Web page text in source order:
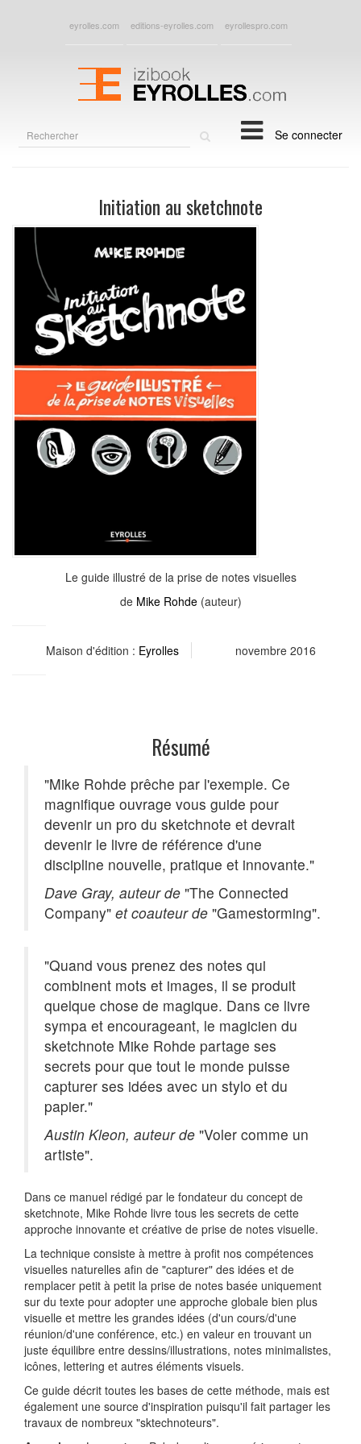
eyrolles.com editions-eyrolles.com eyrollespro.com
Se connecter
Initiation au sketchnote
Le guide illustré de la prise de notes visuelles
de Mike Rohde(auteur)
Maison d'édition : Eyrolles novembre 2016
Résumé
"Mike Rohde prêche par l'exemple. Ce
magnifique ouvrage vous guide pour
devenir un pro du sketchnote et devrait
devenir le livre de référence d'une
discipline nouvelle, pratique et innovante."
Dave Gray, auteur de "The Connected
Company" et coauteur de "Gamestorming".
"Quand vous prenez des notes qui
combinent mots et images, il se produit
quelque chose de magique. Dans ce livre
sympa et encourageant, le magicien du
sketchnote Mike Rohde partage ses
secrets pour que tout le monde puisse
capturer ses idées avec un stylo et du
papier."
Austin Kleon, auteur de "Voler comme un
artiste".
Dans ce manuel rédigé par le fondateur du concept de
sketchnote, Mike Rohde livre tous les secrets de cette
approche innovante et créative de prise de notes visuelle.
La technique consiste à mettre à profit nos compétences
visuelles naturelles afin de "capturer" des idées et de
remplacer petit à petit la prise de notes basée uniquement
sur du texte pour adopter une approche globale bien plus
visuelle et mettre les grandes idées (d'un cours/d'une
réunion/d'une conférence, etc.) en valeur en trouvant un
juste équilibre entre dessins/illustrations, notes minimalistes,
icônes, lettering et autres éléments visuels.
Ce guide décrit toutes les bases de cette méthode, mais est
également une source d'inspiration puisqu'il fait partager les
travaux de nombreux "sktechnoteurs".